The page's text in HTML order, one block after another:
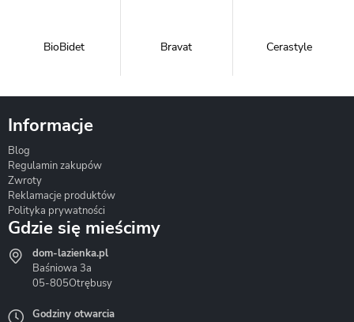
BioBidet Bravat Cerastyle
Hydrostop
Informacje
Blog
Regulamin zakupów
Zwroty
Reklamacje produktów
Polityka prywatności
Gdzie się mieścimy
dom-lazienka.pl
Baśniowa 3a
05-805Otrębusy
Godziny otwarcia